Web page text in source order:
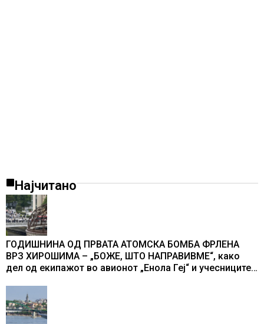
Најчитано
ГОДИШНИНА ОД ПРВАТА АТОМСКА БОМБА ФРЛЕНА
ВРЗ ХИРОШИМА – „БОЖЕ, ШТО НАПРАВИВМЕ“, како
дел од екипажот во авионот „Енола Геј“ и учесниците
промени текот на историјата